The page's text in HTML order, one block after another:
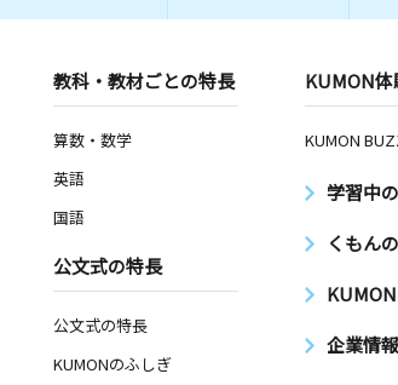
教科・教材ごとの特長
算数・数学
英語
国語
公文式の特長
公文式の特長
KUMONのふしぎ
KUMON
KUMON
学習中
くもん
企業情報